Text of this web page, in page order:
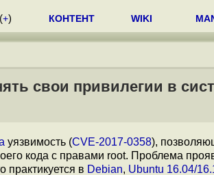
(+) КОНТЕНТ WIKI
свои привилегии в
уязвимость (CVE-2017-0358),
кода с правами root. Проблема
практикуется в Debian, Ubuntu 16.04/